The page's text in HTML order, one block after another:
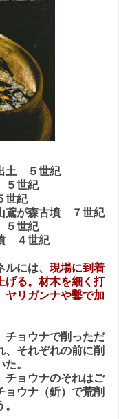
土 ５世紀
世紀
世紀
鳶が森古墳 ７世紀
世紀
４世紀
には、 現場に到着
げる。材木を細く打
ヤリガンナや鑿で加
チョウナで削っただ
、それぞれの前に削
。
チョウナのそれはご
ョウナ（釿）で荒削